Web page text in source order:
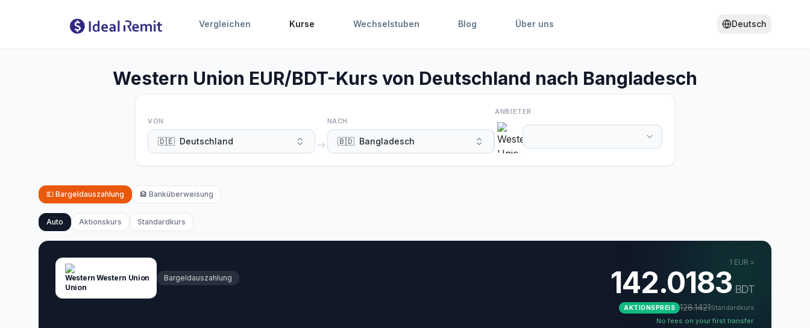
Vergleichen Kurse Wechselstuben Blog Über uns Deutsch
Western Union EUR/BDT-Kurs von Deutschland nach Bangladesch
VON
🇩🇪 Deutschland
NACH
🇧🇩 Bangladesch
ANBIETER
💵 Bargeldauszahlung 🏦 Banküberweisung
Auto Aktionskurs Standardkurs
Western Union Bargeldauszahlung
1 EUR =
142.0183 BDT
AKTIONSPREIS 128.1421Standardkurs
No fees on your first transfer.